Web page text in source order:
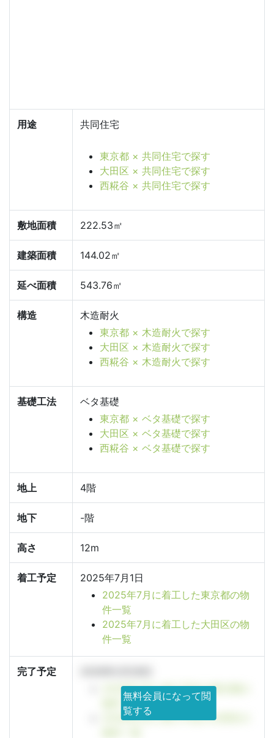
用途 共同住宅
東京都 × 共同住宅で探す
大田区 × 共同住宅で探す
西糀谷 × 共同住宅で探す
敷地面積 222.53㎡
建築面積 144.02㎡
延べ面積 543.76㎡
構造
木造耐火
東京都 × 木造耐火で探す
大田区 × 木造耐火で探す
西糀谷 × 木造耐火で探す
基礎工法
ベタ基礎
東京都 × ベタ基礎で探す
大田区 × ベタ基礎で探す
西糀谷 × ベタ基礎で探す
地上 4階
地下 -階
高さ 12m
着工予定
2025年7月1日
2025年7月に着工した東京都の物
件一覧
2025年7月に着工した大田区の物
件一覧
完了予定
2026年2月に竣工予定の東京都の
物件一覧
2026年2月に竣工予定の大田区の
無料会員になって閲
覧する